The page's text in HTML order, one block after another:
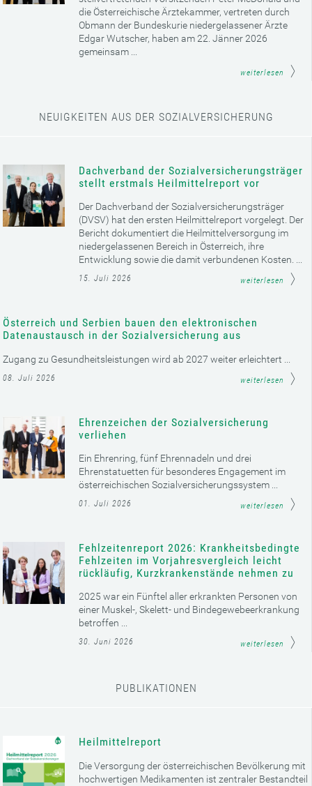
die Österreichische Ärztekammer, vertreten durch
Obmann der Bundeskurie niedergelassener Ärzte
Edgar Wutscher, haben am 22. Jänner 2026
gemeinsam ...
weiterlesen
NEUIGKEITEN AUS DER SOZIALVERSICHERUNG
Dachverband der Sozialversicherungsträger
stellt erstmals Heilmittelreport vor
Der Dachverband der Sozialversicherungsträger
(DVSV) hat den ersten Heilmittelreport vorgelegt. Der
Bericht dokumentiert die Heilmittelversorgung im
niedergelassenen Bereich in Österreich, ihre
Entwicklung sowie die damit verbundenen Kosten. ...
15. Juli 2026 weiterlesen
Österreich und Serbien bauen den elektronischen
Datenaustausch in der Sozialversicherung aus
Zugang zu Gesundheitsleistungen wird ab 2027 weiter erleichtert ...
08. Juli 2026 weiterlesen
Ehrenzeichen der Sozialversicherung
verliehen
Ein Ehrenring, fünf Ehrennadeln und drei
Ehrenstatuetten für besonderes Engagement im
österreichischen Sozialversicherungssystem ...
01. Juli 2026 weiterlesen
Fehlzeitenreport 2026: Krankheitsbedingte
Fehlzeiten im Vorjahresvergleich leicht
rückläufig, Kurzkrankenstände nehmen zu
2025 war ein Fünftel aller erkrankten Personen von
einer Muskel-, Skelett- und Bindegewebeerkrankung
betroffen ...
30. Juni 2026 weiterlesen
PUBLIKATIONEN
Heilmittelreport
Die Versorgung der österreichischen Bevölkerung mit
hochwertigen Medikamenten ist zentraler Bestandteil